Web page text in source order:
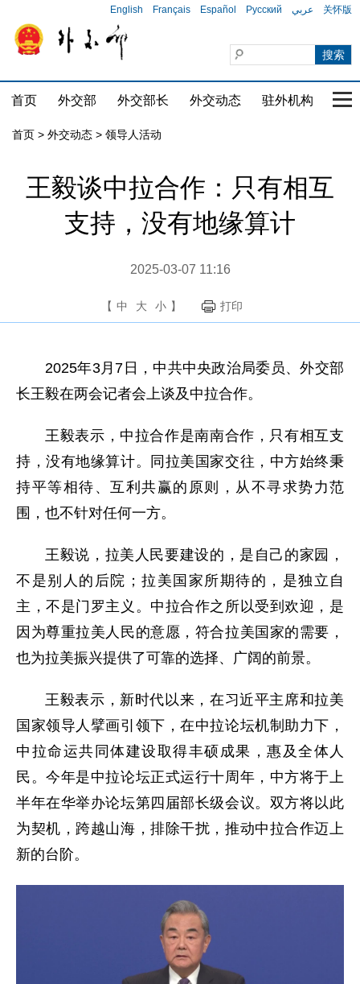
English Français Español Русский عربي 关怀版
首页 外交部 外交部长 外交动态 驻外机构 国
首页 > 外交动态 > 领导人活动
王毅谈中拉合作：只有相互
支持，没有地缘算计
2025-03-07 11:16
【 中 大 小 】 打印
2025年3月7日，中共中央政治局委员、外交部
长王毅在两会记者会上谈及中拉合作。
王毅表示，中拉合作是南南合作，只有相互支
持，没有地缘算计。同拉美国家交往，中方始终秉
持平等相待、互利共赢的原则，从不寻求势力范
围，也不针对任何一方。
王毅说，拉美人民要建设的，是自己的家园，
不是别人的后院；拉美国家所期待的，是独立自
主，不是门罗主义。中拉合作之所以受到欢迎，是
因为尊重拉美人民的意愿，符合拉美国家的需要，
也为拉美振兴提供了可靠的选择、广阔的前景。
王毅表示，新时代以来，在习近平主席和拉美
国家领导人擘画引领下，在中拉论坛机制助力下，
中拉命运共同体建设取得丰硕成果，惠及全体人
民。今年是中拉论坛正式运行十周年，中方将于上
半年在华举办论坛第四届部长级会议。双方将以此
为契机，跨越山海，排除干扰，推动中拉合作迈上
新的台阶。